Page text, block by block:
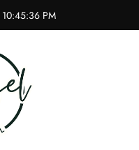
10:45:36 PM